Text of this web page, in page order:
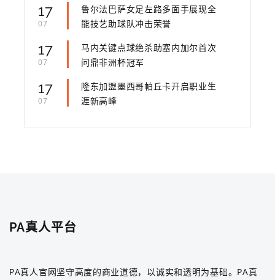
17
07
鲁尔法巴萨女足左路多面手展现全
能技艺助球队冲击荣誉
17
07
马内关键点球绝杀助塞内加尔首次
问鼎非洲杯冠军
17
07
隆东加盟墨西哥帕丘卡开启职业生
涯新高峰
PA真人平台
PA真人官网坚守高度的商业道德，以诚实和透明为基础。PA真